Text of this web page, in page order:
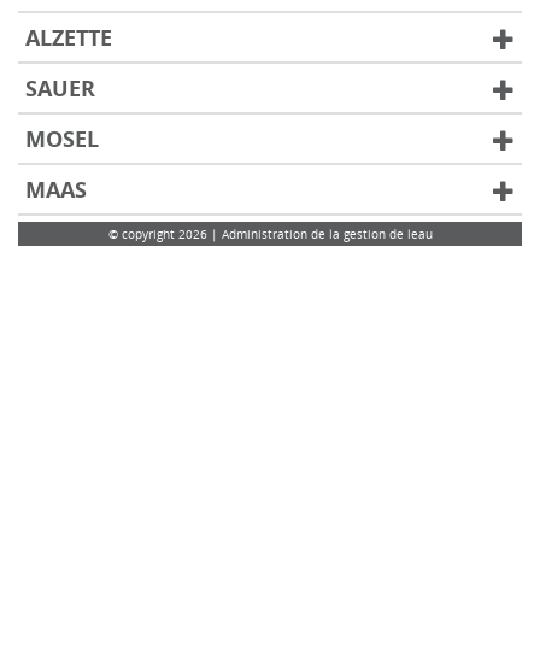
ALZETTE
SAUER
MOSEL
MAAS
© copyright 2026 | Administration de la gestion de leau